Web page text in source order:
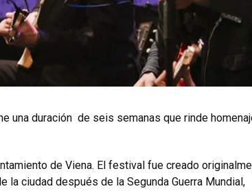
una duración de seis semanas que rinde
de Viena. El festival fue creado
la ciudad después de la Segunda Guerra Mundial,